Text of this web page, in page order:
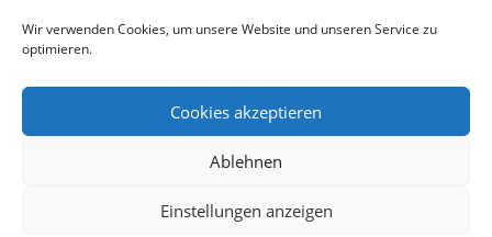
Wir verwenden Cookies, um unsere Website und unseren Service zu
optimieren.
Cookies akzeptieren
Ablehnen
Einstellungen anzeigen
Barrierefreiheit
Cookie-Richtlinie